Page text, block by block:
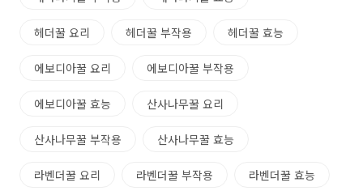
헤더꿀 요리 헤더꿀 부작용 헤더꿀 효능
에보디아꿀 요리 에보디아꿀 부작용
에보디아꿀 효능 산사나무꿀 요리
산사나무꿀 부작용 산사나무꿀 효능
라벤더꿀 요리 라벤더꿀 부작용 라벤더꿀 효능